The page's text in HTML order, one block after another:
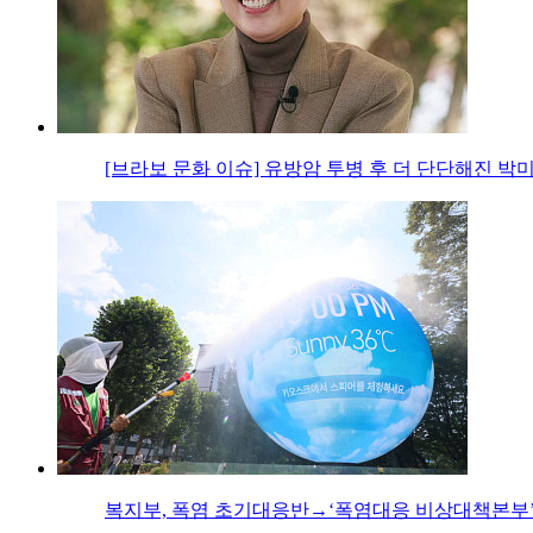
[브라보 문화 이슈] 유방암 투병 후 더 단단해진 박
복지부, 폭염 초기대응반→‘폭염대응 비상대책본부